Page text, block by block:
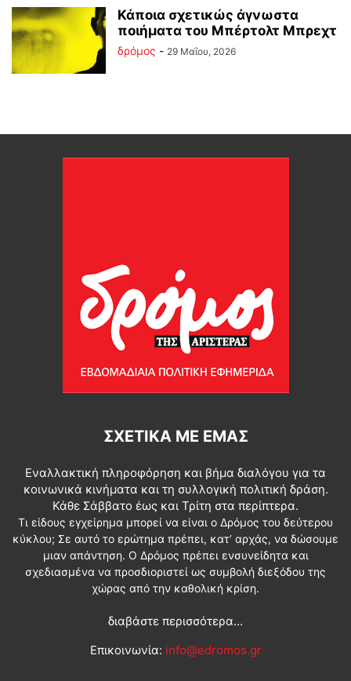
Κάποια σχετικώς άγνωστα
ποιήματα του Μπέρτολτ Μπρεχτ
δρόμος - 29 Μαΐου, 2026
ΣΧΕΤΙΚΆ ΜΕ ΕΜΆΣ
Εναλλακτική πληροφόρηση και βήμα διαλόγου για τα
κοινωνικά κινήματα και τη συλλογική πολιτική δράση.
Κάθε Σάββατο έως και Τρίτη στα περίπτερα.
Τι είδους εγχείρημα μπορεί να είναι ο Δρόμος του δεύτερου
κύκλου; Σε αυτό το ερώτημα πρέπει, κατ’ αρχάς, να δώσουμε
μιαν απάντηση. Ο Δρόμος πρέπει ενσυνείδητα και
σχεδιασμένα να προσδιοριστεί ως συμβολή διεξόδου της
χώρας από την καθολική κρίση.
διαβάστε περισσότερα...
Επικοινωνία: info@edromos.gr